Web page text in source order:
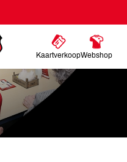
KaartverkoopWebshop